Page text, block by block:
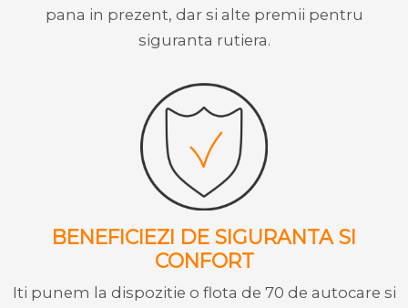
pana in prezent, dar si alte premii pentru
siguranta rutiera.
BENEFICIEZI DE SIGURANTA SI
CONFORT
Iti punem la dispozitie o flota de 70 de autocare si